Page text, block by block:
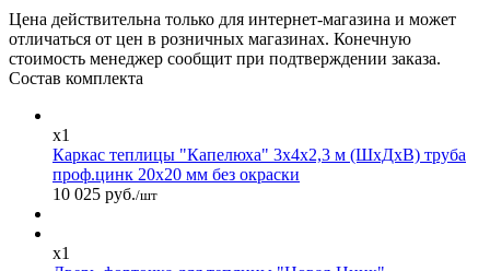
Цена действительна только для интернет-магазина и может
отличаться от цен в розничных магазинах. Конечную
стоимость менеджер сообщит при подтверждении заказа.
Состав комплекта
x1
Каркас теплицы "Капелюха" 3х4х2,3 м (ШхДхВ) труба
проф.цинк 20х20 мм без окраски
10 025 руб./шт
x1